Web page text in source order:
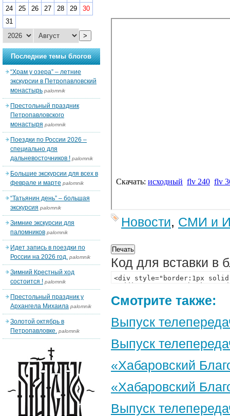
Новости, СМИ и
Код для вставки в
Смотрите также:
Выпуск
Выпуск
«Хабаровский
«Хабаровский
Выпуск
24
25 26 27 28 29
30
31
>
Последние темы блогов
“Храм у озера” – летние
экскурсии в Петропавловский
монастырь palomnik
Престольный праздник
Петропавловского
монастыря palomnik
Поездки по России 2026 –
специально для
дальневосточников ! palomnik
Большие экскурсии для всех в
феврале и марте palomnik
“Татьянин день” – большая
экскурсия palomnik
Зимние экскурсии для
паломников palomnik
Идет запись в поездки по
России на 2026 год. palomnik
Зимний Крестный ход
состоится ! palomnik
Престольный праздник у
Архангела Михаила palomnik
Золотой октябрь в
Петропавловке. palomnik